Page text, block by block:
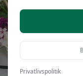
Privatlivspolitik